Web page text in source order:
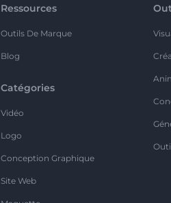
Ressources
Outils De Marque
Blog
Catégories
Vidéo
Logo
Conception Graphique
Site Web